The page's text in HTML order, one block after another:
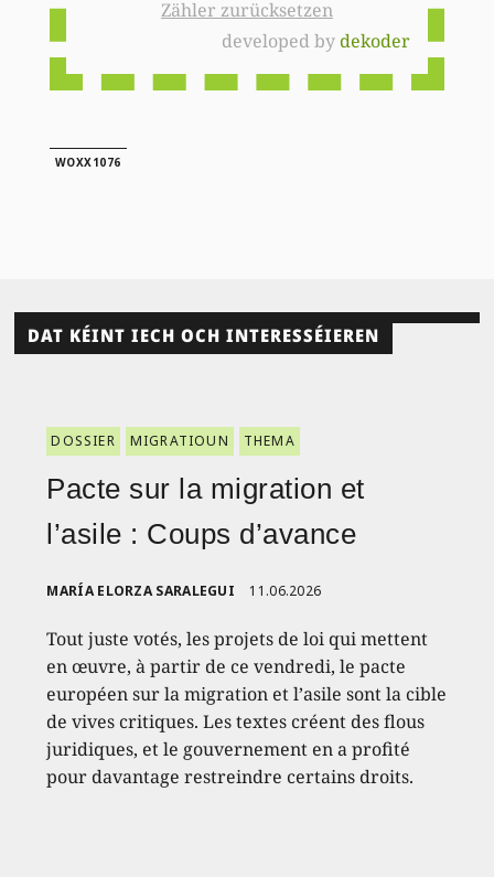
Zähler zurücksetzen
developed bydekoder
WOXX1076
DAT KÉINT IECH OCH INTERESSÉIEREN
DOSSIER MIGRATIOUN THEMA
Pacte sur la migration et
l’asile : Coups d’avance
MARÍA ELORZA SARALEGUI 11.06.2026
Tout juste votés, les projets de loi qui mettent
en œuvre, à partir de ce vendredi, le pacte
européen sur la migration et l’asile sont la cible
de vives critiques. Les textes créent des flous
juridiques, et le gouvernement en a profité
pour davantage restreindre certains droits.